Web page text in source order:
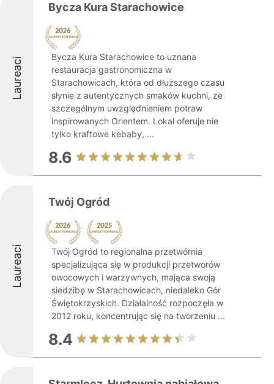
Laureaci
Bycza Kura Starachowice
Bycza Kura Starachowice to uznana
restauracja gastronomiczna w
Starachowicach, która od dłuższego czasu
słynie z autentycznych smaków kuchni, ze
szczególnym uwzględnieniem potraw
inspirowanych Orientem. Lokal oferuje nie
tylko kraftowe kebaby, ...
8.6
Laureaci
Twój Ogród
Twój Ogród to regionalna przetwórnia
specjalizująca się w produkcji przetworów
owocowych i warzywnych, mająca swoją
siedzibę w Starachowicach, niedaleko Gór
Świętokrzyskich. Działalność rozpoczęła w
2012 roku, koncentrując się na tworzeniu ...
8.4